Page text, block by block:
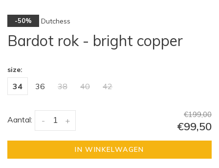
-50% Dutchess
Bardot rok - bright copper
size:
34 36 38 40 42
Aantal: +
-
€199,00
€99,50
IN WINKELWAGEN